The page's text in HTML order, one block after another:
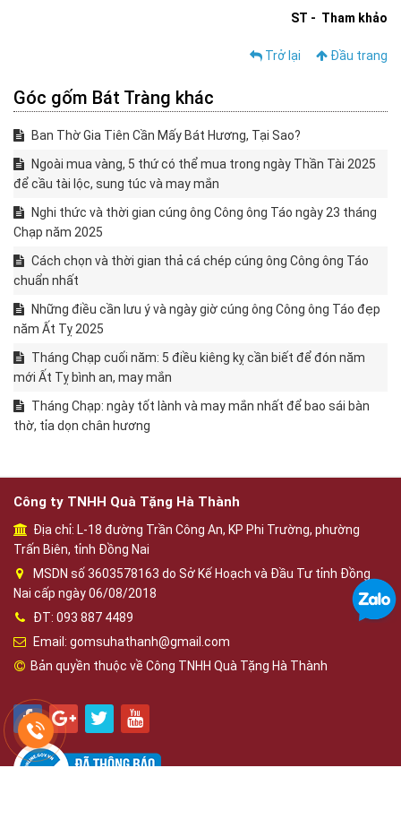
ST - Tham khảo
Trở lại Đầu trang
Góc gốm Bát Tràng khác
Ban Thờ Gia Tiên Cần Mấy Bát Hương, Tại Sao?
Ngoài mua vàng, 5 thứ có thể mua trong ngày Thần Tài 2025
để cầu tài lộc, sung túc và may mắn
Nghi thức và thời gian cúng ông Công ông Táo ngày 23 tháng
Chạp năm 2025
Cách chọn và thời gian thả cá chép cúng ông Công ông Táo
chuẩn nhất
Những điều cần lưu ý và ngày giờ cúng ông Công ông Táo đẹp
năm Ất Tỵ 2025
Tháng Chạp cuối năm: 5 điều kiêng kỵ cần biết để đón năm
mới Ất Tỵ bình an, may mắn
Tháng Chạp: ngày tốt lành và may mắn nhất để bao sái bàn
thờ, tỉa dọn chân hương
Công ty TNHH Quà Tặng Hà Thành
Địa chỉ: L-18 đường Trần Công An, KP Phi Trường, phường
Trấn Biên, tỉnh Đồng Nai
MSDN số 3603578163 do Sở Kế Hoạch và Đầu Tư tỉnh Đồng
Nai cấp ngày 06/08/2018
ĐT: 093 887 4489
Email: gomsuhathanh@gmail.com
Bản quyền thuộc về Công TNHH Quà Tặng Hà Thành